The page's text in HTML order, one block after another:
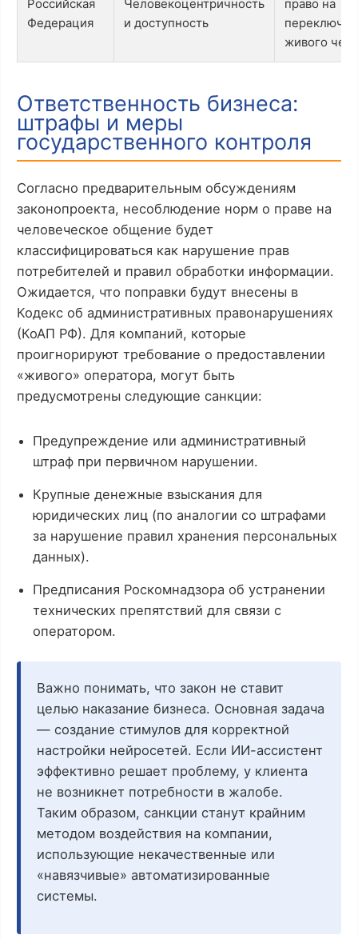
Российская
Федерация
Человекоцентричность
и доступность
право на
живого
Ответственность бизнеса:
штрафы и меры
государственного контроля
Согласно предварительным обсуждениям
законопроекта, несоблюдение норм о праве на
человеческое общение будет
классифицироваться как нарушение прав
потребителей и правил обработки информации.
Ожидается, что поправки будут внесены в
Кодекс об административных правонарушениях
(КоАП РФ). Для компаний, которые
проигнорируют требование о предоставлении
«живого» оператора, могут быть
предусмотрены следующие санкции:
Предупреждение или административный
штраф при первичном нарушении.
Крупные денежные взыскания для
юридических лиц (по аналогии со штрафами
за нарушение правил хранения персональных
данных).
Предписания Роскомнадзора об устранении
технических препятствий для связи с
оператором.
Важно понимать, что закон не ставит
целью наказание бизнеса. Основная задача
— создание стимулов для корректной
настройки нейросетей. Если ИИ-ассистент
эффективно решает проблему, у клиента
не возникнет потребности в жалобе.
Таким образом, санкции станут крайним
методом воздействия на компании,
использующие некачественные или
«навязчивые» автоматизированные
системы.